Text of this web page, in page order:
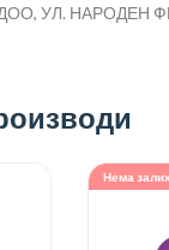
УЛ. НАРОДЕН
Нема